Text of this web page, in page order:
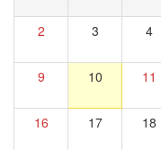
2 3 4
9 10 11
16 17 18